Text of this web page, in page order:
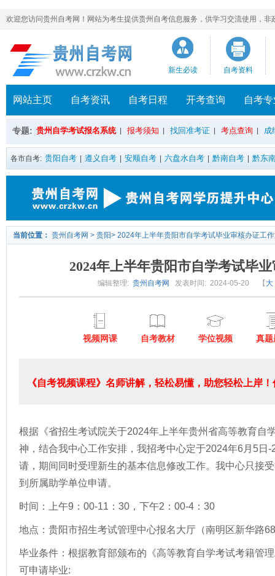
欢迎您访问贵州自考网！网站为考生提供贵州自考信息服务，供学习交流使用，
新生必读 自考资料
网站主页 自考资讯 自考日程 开考查询 自考
专题: 贵州自学考试报名系统 报考须知 找回准考证 考点查询 成
各市自考: 贵阳自考 遵义自考 安顺自考 六盘水自考 黔南自考 黔东
当前位置： 贵州自考网 > 贵阳> 2024年上半年贵阳市自学考试毕业审核办证工
2024年上半年贵阳市自学考试毕
编辑整理: 贵州自考网 发表时间: 2024-05-20 【 大
视频网课 自考教材 学位视频 真题
《自考视频课程》名师讲解，轻松易懂，助您轻松上岸
根据《省招生考试院关于2024年上半年贵州省高等教育自
神，结合我中心工作安排，我招考中心定于2024年6月5日
请，期间同时受理新生的基本信息修改工作。我中心只接
到所属助学单位申请。
时间：上午9：00-11：30，下午2：00-4：30
地点：贵阳市招生考试管理中心报名大厅（南明区新华路
毕业条件：根据教育部颁布的《高等教育自学考试考籍管
可申请毕业: